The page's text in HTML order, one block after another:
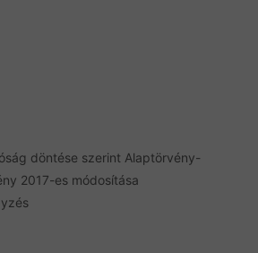
döntése szerint Alaptörvény-
2017-es módosítása